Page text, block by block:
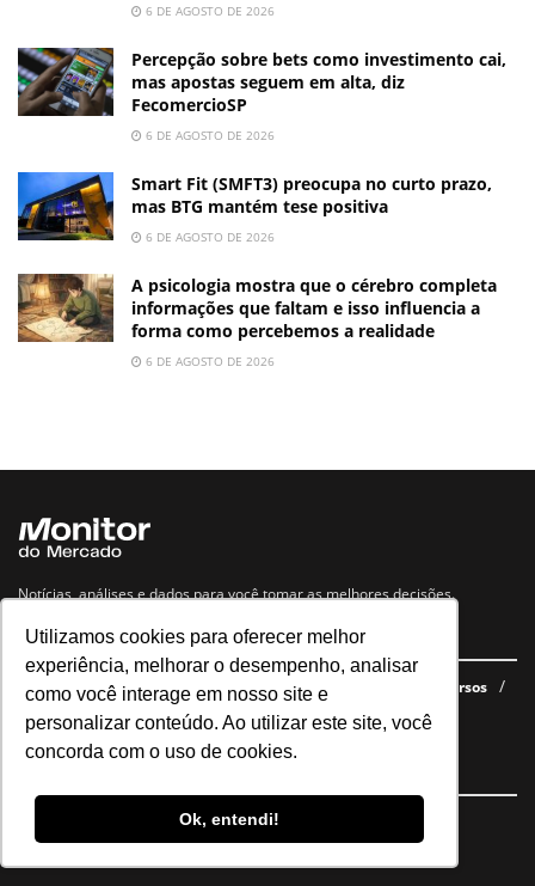
Utilizamos cookies para oferecer melhor
experiência, melhorar o desempenho, analisar
como você interage em nosso site e
personalizar conteúdo. Ao utilizar este site, você
concorda com o uso de cookies.
Ok, entendi!
6 DE AGOSTO DE 2026
Percepção sobre bets como investimento cai,
mas apostas seguem em alta, diz
FecomercioSP
6 DE AGOSTO DE 2026
Smart Fit (SMFT3) preocupa no curto prazo,
mas BTG mantém tese positiva
6 DE AGOSTO DE 2026
A psicologia mostra que o cérebro completa
informações que faltam e isso influencia a
forma como percebemos a realidade
6 DE AGOSTO DE 2026
Notícias, análises e dados para você tomar as melhores decisões.
Navegue no site
Últimas notícias Quem somos E-books gratuitos
Cursos
Política de privacidade